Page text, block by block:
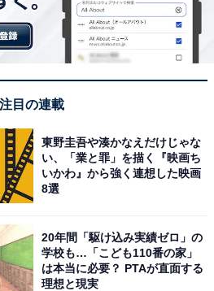
注目の連載
東野圭吾や湊かなえだけじゃな
い、「業と罪」を描く『映画ち
いかわ』から強く連想した映画
8選
20年間「駆け込み実績ゼロ」の
学校も…「こども110番の家」
は本当に必要？ PTAが直面する
理想と現実